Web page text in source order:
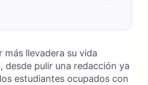
llevadera su vida
pulir una redacción ya
estudiantes ocupados con